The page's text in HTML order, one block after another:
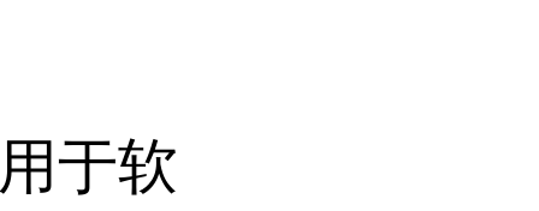
于软